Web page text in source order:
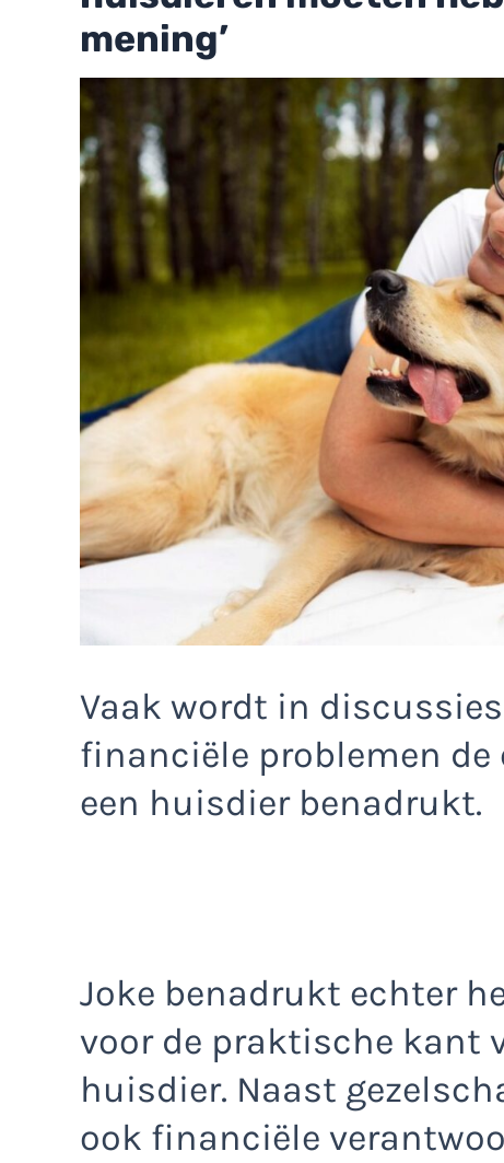
mening’
Vaak wordt in
financiële problemen
een huisdier benadrukt.
Joke benadrukt echter
voor de praktische kant
huisdier. Naast
ook financiële